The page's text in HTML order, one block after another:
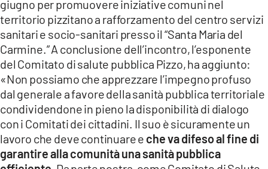
giugno per promuovere iniziative comuni nel
territorio pizzitano a rafforzamento del centro servizi
sanitari e socio-sanitari presso il “Santa Maria del
Carmine.” A conclusione dell’incontro, l’esponente
del Comitato di salute pubblica Pizzo, ha aggiunto:
«Non possiamo che apprezzare l’impegno profuso
dal generale a favore della sanità pubblica territoriale
condividendone in pieno la disponibilità di dialogo
con i Comitati dei cittadini. Il suo è sicuramente un
lavoro che deve continuare e che va difeso al fine di
garantire alla comunità una sanità pubblica